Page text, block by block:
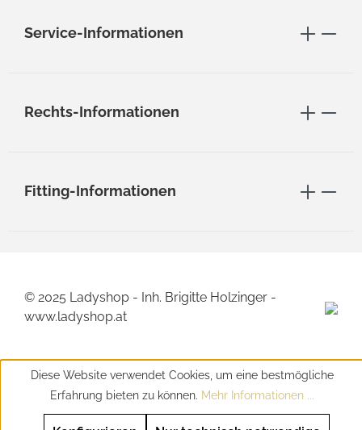
Service-Informationen
Rechts-Informationen
Fitting-Informationen
© 2025 Ladyshop - Inh. Brigitte Holzinger -
www.ladyshop.at
Diese Website verwendet Cookies, um eine bestmögliche
Erfahrung bieten zu können. Mehr Informationen ...